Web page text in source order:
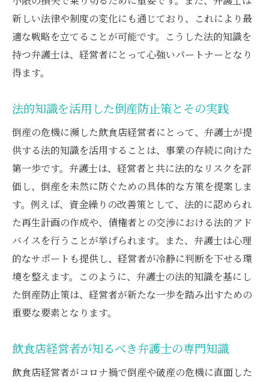
新しい法律や制度の変化にも通じており、これにより最
適な戦略を立てることが可能です。こうした法的知識を
持つ弁護士は、経営者にとって心強いパートナーとなり
得ます。
法的知識を活用した倒産防止策とその実践
倒産の危機に瀕した飲食店経営者にとって、弁護士が提
供する法的知識を活用することは、事業の存続に向けた
第一歩です。弁護士は、経営者と共に法的なリスクを評
価し、倒産を未然に防ぐための具体的な方策を提案しま
す。例えば、資金繰りの改善策として、法的に認められ
た再生計画の作成や、債権者との交渉における法的アド
バイスを行うことが挙げられます。また、弁護士は心理
的なサポートも提供し、経営者が冷静に判断を下せる環
境を整えます。このように、弁護士の法的知識を基にし
た倒産防止策は、経営者が新たな一歩を踏み出すための
重要な要素となります。
飲食店経営者が知るべき弁護士の専門知識
飲食店経営者がコロナ禍で倒産や破産の危機に直面した